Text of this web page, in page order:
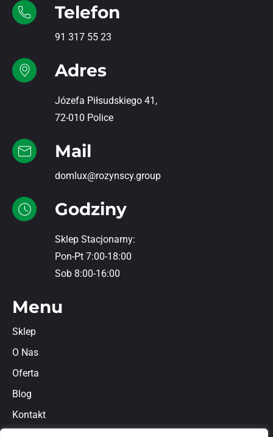
Telefon
91 317 55 23
Adres
Józefa Piłsudskiego 41,
72-010 Police
Mail
domlux@rozynscy.group
Godziny
Sklep Stacjonarny:
Pon-Pt 7:00-18:00
Sob 8:00-16:00
Menu
Sklep
O Nas
Oferta
Blog
Kontakt